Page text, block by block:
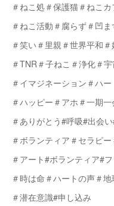
＃ねこ処＃保護猫＃ねこ
＃ねこ活動＃腐らず＃凹
＃笑い＃里親＃世界平和＃
＃TNR＃子ねこ＃浄化＃
＃イマジネーション＃ハー
＃ハッピー＃アホ＃一期
＃ありがとう#呼吸#出会
＃ボランティア＃セラピ
＃アート#ボランティア#
＃時は命＃ハートの声＃
＃潜在意識#申し込み